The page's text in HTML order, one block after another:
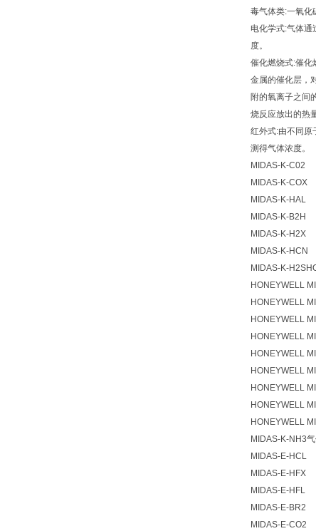
毒气体类:一氧化
电化学式:气体
度。
催化燃烧式:催化
金属的催化层，
附的氧离子之间
烧反应放出的热
红外式:由不同原
测得气体浓度。
MIDAS-K-C02
MIDAS-K-COX
MIDAS-K-HAL
MIDAS-K-B2H
MIDAS-K-H2X
MIDAS-K-HCN
MIDAS-K-
HONEYWELL
HONEYWELL
HONEYWELL
HONEYWELL
HONEYWELL
HONEYWELL
HONEYWELL
HONEYWELL
HONEYWELL
MIDAS-K-NH3
MIDAS-E-HCL
MIDAS-E-HFX
MIDAS-E-HFL
MIDAS-E-BR2
MIDAS-E-CO2